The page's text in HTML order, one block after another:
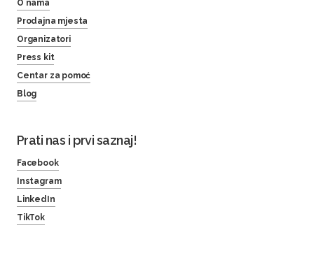
O nama
Prodajna mjesta
Organizatori
Press kit
Centar za pomoć
Blog
Prati nas i prvi saznaj!
Facebook
Instagram
LinkedIn
TikTok